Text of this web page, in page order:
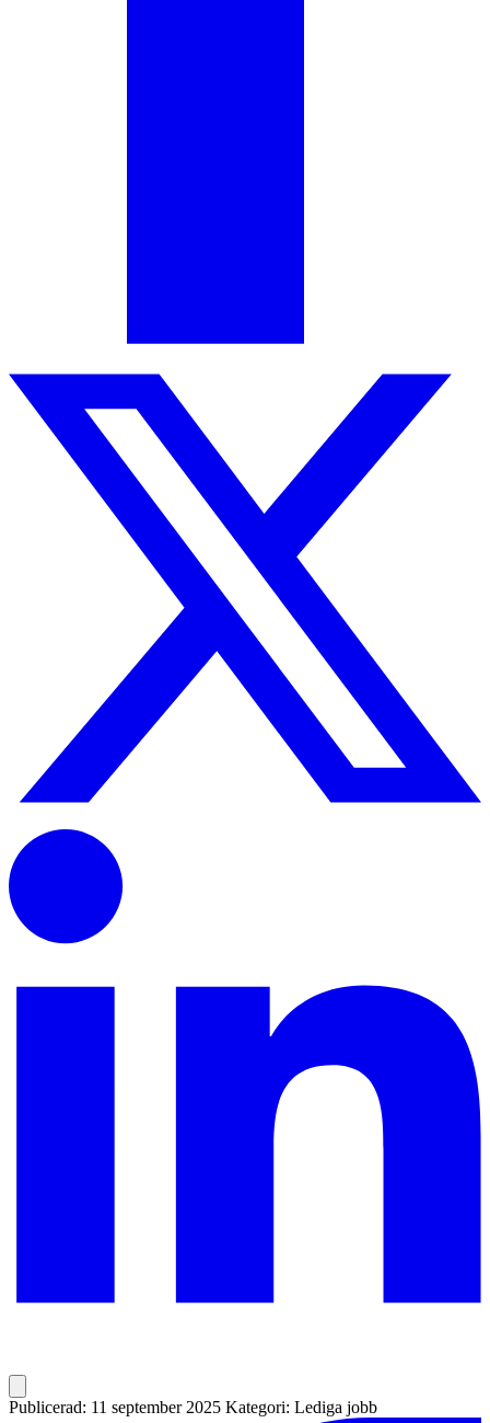
Publicerad: 11 september 2025 Kategori: Lediga jobb